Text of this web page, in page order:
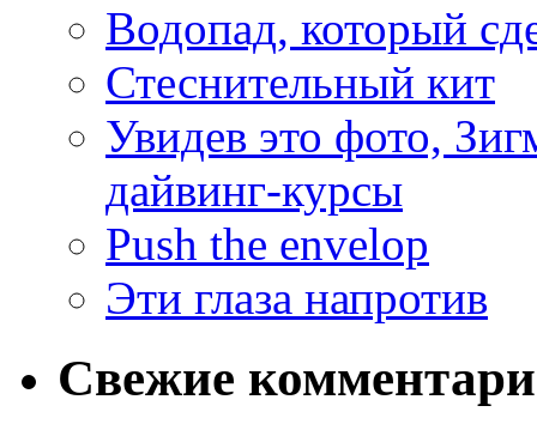
Водопад, который
Стеснительный кит
Увидев это фото,
дайвинг-курсы
Push the envelop
Эти глаза напротив
Свежие